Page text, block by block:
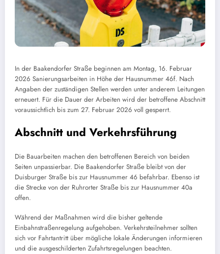
In der Baakendorfer Straße beginnen am Montag, 16. Februar
2026 Sanierungsarbeiten in Höhe der Hausnummer 46f. Nach
Angaben der zuständigen Stellen werden unter anderem Leitungen
erneuert. Für die Dauer der Arbeiten wird der betroffene Abschnitt
voraussichtlich bis zum 27. Februar 2026 voll gesperrt.
Abschnitt und Verkehrsführung
Die Bauarbeiten machen den betroffenen Bereich von beiden
Seiten unpassierbar. Die Baakendorfer Straße bleibt von der
Duisburger Straße bis zur Hausnummer 46 befahrbar. Ebenso ist
die Strecke von der Ruhrorter Straße bis zur Hausnummer 40a
offen.
Während der Maßnahmen wird die bisher geltende
Einbahnstraßenregelung aufgehoben. Verkehrsteilnehmer sollten
sich vor Fahrtantritt über mögliche lokale Änderungen informieren
und die ausgeschilderten Zufahrtsregelungen beachten.